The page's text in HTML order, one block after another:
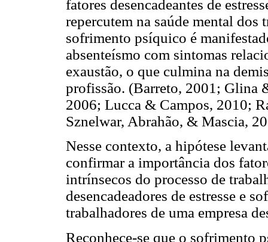
fatores desencadeantes de
repercutem na saúde mental dos
sofrimento psíquico é
absenteísmo com sintomas
exaustão, o que culmina na
profissão. (Barreto, 2001; Glina
2006; Lucca & Campos, 2010;
Sznelwar, Abrahão, & Mascia,
Nesse contexto, a hipótese
confirmar a importância dos
intrínsecos do processo de
desencadeadores de estresse e
trabalhadores de uma empresa
Reconhece-se que o sofrimento